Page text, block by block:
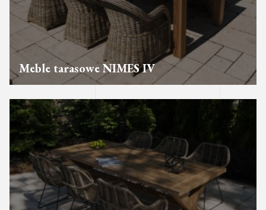
Meble tarasowe NIMES IV